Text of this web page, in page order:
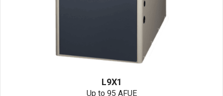
L9X1
Up to 95 AFUE